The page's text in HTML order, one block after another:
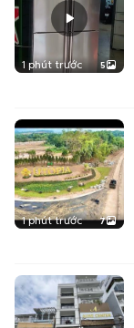
1 phút trước 5
1 phút trước 7